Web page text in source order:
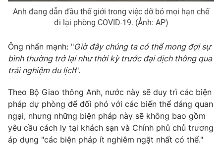
THỜI BÁO VTV
Theo dõi báo trên
Cơ quan chủ quản:
Đài Truyền hình Việt Nam
Cơ quan báo chí:Thời báo VTV
Anh đang dẫn đầu thế giới trong việc dỡ bỏ mọi hạn chế
đi lại phòng COVID-19. (Ảnh: AP)
Ông nhấn mạnh: "Giờ đây chúng ta có thể mong đợi sự
bình thường trở lại như thời kỳ trước đại dịch thông qua
trải nghiệm du lịch".
Theo Bộ Giao thông Anh, nước này sẽ duy trì các biện
pháp dự phòng để đối phó với các biến thể đáng quan
ngại, nhưng những biện pháp này sẽ không bao gồm
yêu cầu cách ly tại khách sạn và Chính phủ chủ trương
áp dụng "các biện pháp ít nghiêm ngặt nhất có thể."